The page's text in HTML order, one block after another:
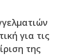
για τις
της